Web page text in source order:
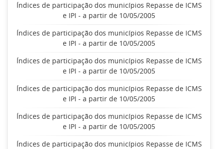
Índices de participação dos municípios Repasse de ICMS
e IPI - a partir de 10/05/2005
Índices de participação dos municípios Repasse de ICMS
e IPI - a partir de 10/05/2005
Índices de participação dos municípios Repasse de ICMS
e IPI - a partir de 10/05/2005
Índices de participação dos municípios Repasse de ICMS
e IPI - a partir de 10/05/2005
Índices de participação dos municípios Repasse de ICMS
e IPI - a partir de 10/05/2005
Índices de participação dos municípios Repasse de ICMS